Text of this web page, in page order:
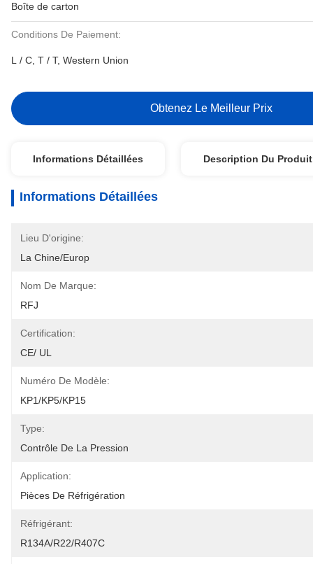
Boîte de carton
Conditions De Paiement:
L / C, T / T, Western Union
Obtenez Le Meilleur Prix
Informations Détaillées Description Du Produit
Informations Détaillées
Lieu D'origine:
La Chine/Europ
Nom De Marque:
RFJ
Certification:
CE/ UL
Numéro De Modèle:
KP1/KP5/KP15
Type:
Contrôle De La Pression
Application:
Pièces De Réfrigération
Réfrigérant:
R134A/R22/R407C